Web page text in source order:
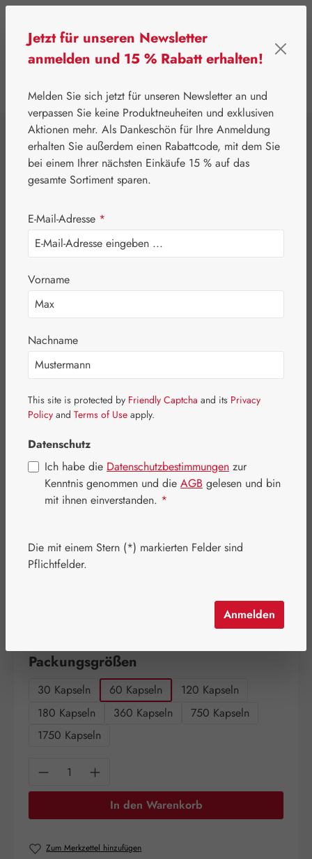
⌂ Gall Pharma Aminosäuren
L-Glutamin 500 mg
GPH Kapseln
Bildergalerie überspringen
Regulärer Preis:
26,90 €
Inhalt:0.035 Kilogramm
Packungsgrößen
30 Kapseln 60 Kapseln
120 Kapseln
180 Kapseln
360 Kapseln
750 Kapseln
1750 Kapseln
Produkt Anzahl: Gib den gewünschten
In den Warenkorb
Zum Merkzettel hinzufügen
Jetzt für unseren Newsletter
anmelden und 15 % Rabatt erhalten!
Melden Sie sich jetzt für unseren Newsletter an und
verpassen Sie keine Produktneuheiten und exklusiven
Aktionen mehr. Als Dankeschön für Ihre Anmeldung
erhalten Sie außerdem einen Rabattcode, mit dem Sie
bei einem Ihrer nächsten Einkäufe 15 % auf das
gesamte Sortiment sparen.
E-Mail-Adresse *
Vorname
Nachname
This site is protected by Friendly Captcha and its Privacy
Policy and Terms of Use apply.
Datenschutz
Ich habe die Datenschutzbestimmungen zur
Kenntnis genommen und die AGB gelesen und bin
mit ihnen einverstanden. *
Die mit einem Stern (*) markierten Felder sind
Pflichtfelder.
Anmelden